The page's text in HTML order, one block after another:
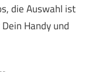
die Auswahl ist
Handy und